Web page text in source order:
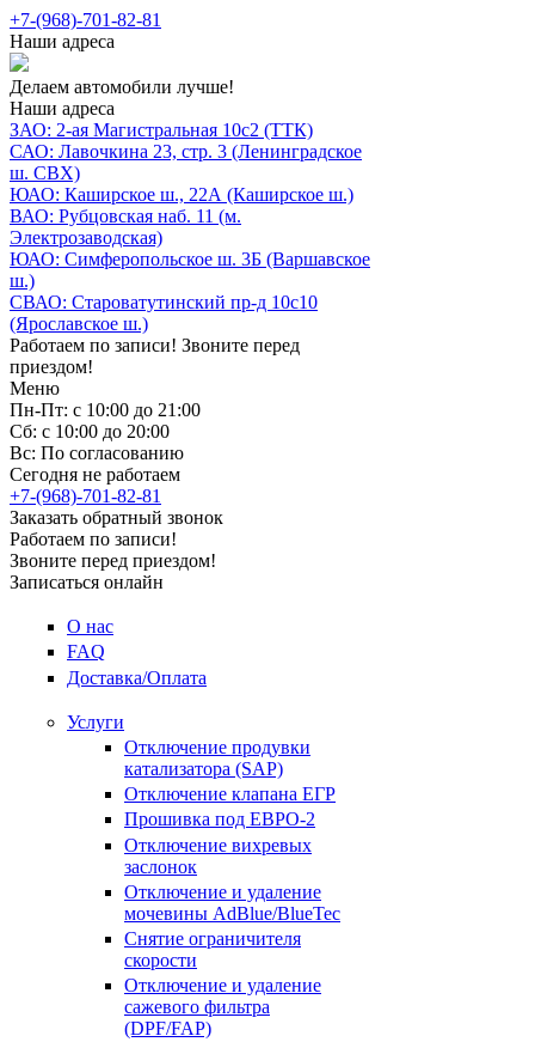
+7-(968)-701-82-81
Наши адреса
Делаем автомобили лучше!
Наши адреса
ЗАО: 2-ая Магистральная 10с2 (ТТК)
САО: Лавочкина 23, стр. 3 (Ленинградское
ш. СВХ)
ЮАО: Каширское ш., 22А (Каширское ш.)
ВАО: Рубцовская наб. 11 (м.
Электрозаводская)
ЮАО: Симферопольское ш. 3Б (Варшавское
ш.)
СВАО: Староватутинский пр-д 10с10
(Ярославское ш.)
Работаем по записи! Звоните перед
приездом!
Меню
Пн-Пт: с 10:00 до 21:00
Сб: с 10:00 до 20:00
Вс: По согласованию
Сегодня не работаем
+7-(968)-701-82-81
Заказать обратный звонок
Работаем по записи!
Звоните перед приездом!
Записаться онлайн
О нас
FAQ
Доставка/Оплата
Услуги
Отключение продувки
катализатора (SAP)
Отключение клапана ЕГР
Прошивка под ЕВРО-2
Отключение вихревых
заслонок
Отключение и удаление
мочевины AdBlue/BlueTec
Снятие ограничителя
скорости
Отключение и удаление
сажевого фильтра
(DPF/FAP)